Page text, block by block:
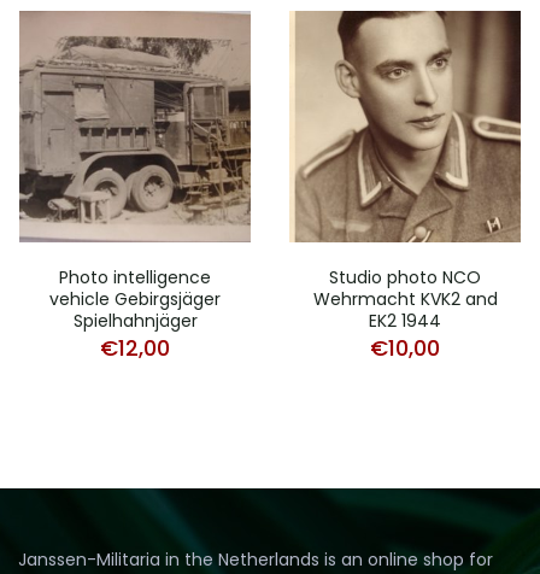
Photo intelligence
vehicle Gebirgsjäger
Spielhahnjäger
€12,00
Studio photo NCO
Wehrmacht KVK2 and
EK2 1944
€10,00
Janssen-Militaria in the Netherlands is an online shop for